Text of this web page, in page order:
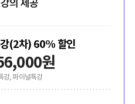
(2차) 60% 할인
원
강, 파이널특강